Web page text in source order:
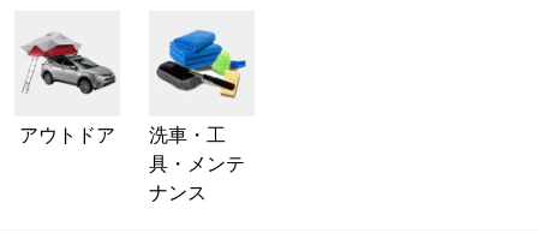
アウトドア
洗車・工
具・メンテ
ナンス